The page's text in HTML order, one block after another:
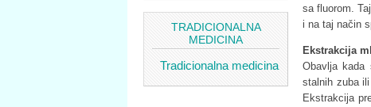
TRADICIONALNA
MEDICINA
Tradicionalna medicina
sa fluorom.
i na taj način
Ekstrakcija
Obavlja kada
stalnih zuba
Ekstrakcija